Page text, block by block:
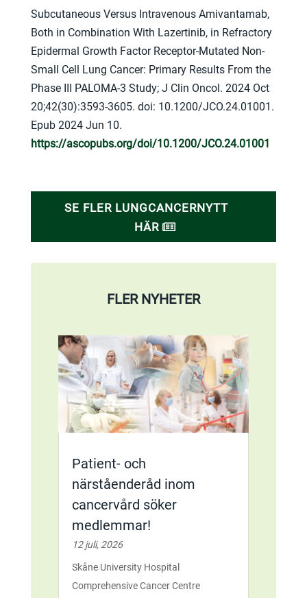
Subcutaneous Versus Intravenous Amivantamab,
Both in Combination With Lazertinib, in Refractory
Epidermal Growth Factor Receptor-Mutated Non-
Small Cell Lung Cancer: Primary Results From the
Phase III PALOMA-3 Study; J Clin Oncol. 2024 Oct
20;42(30):3593-3605. doi: 10.1200/JCO.24.01001.
Epub 2024 Jun 10.
https://ascopubs.org/doi/10.1200/JCO.24.01001
SE FLER LUNGCANCERNYTT
HÄR
FLER NYHETER
Patient- och
närståenderåd inom
cancervård söker
medlemmar!
12 juli, 2026
Skåne University Hospital
Comprehensive Cancer Centre